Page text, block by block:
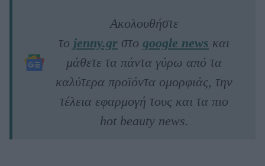
Ακολουθήστε
το jenny.gr στο google news και
μάθετε τα πάντα γύρω από τα
καλύτερα προϊόντα ομορφιάς, την
τέλεια εφαρμογή τους και τα πιο
hot beauty news.